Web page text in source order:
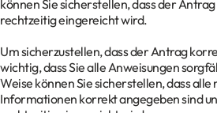
können Sie sicherstellen, dass der
rechtzeitig eingereicht wird.
Um sicherzustellen, dass der Antrag
wichtig, dass Sie alle Anweisungen
Weise können Sie sicherstellen, dass
Informationen korrekt angegeben sind